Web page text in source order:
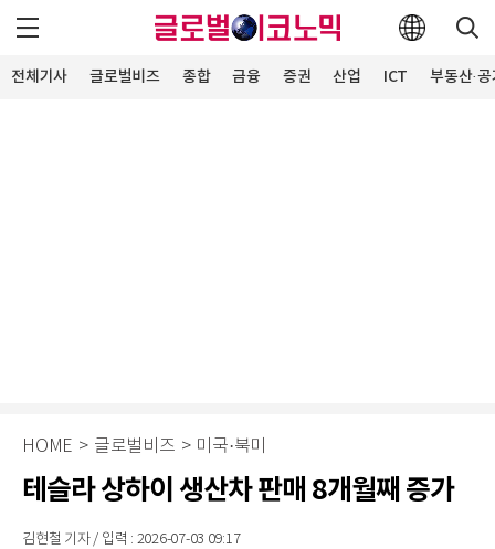
전체기사 글로벌비즈 종합 금융 증권 산업 ICT 부동산·
HOME > 글로벌비즈 > 미국·북미
테슬라 상하이 생산차 판매 8개월째 증가
김현철 기자 / 입력 : 2026-07-03 09:17